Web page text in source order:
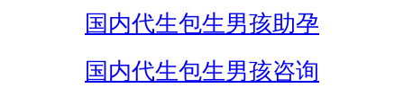
国内代生包生男孩助孕
国内代生包生男孩咨询